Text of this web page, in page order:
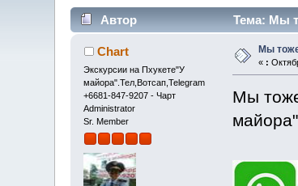
Автор Тема: Мы
Chart
Экскурсии на Пхукете"У
майора".Тел,Вотсап,Telegram
+6681-847-9207 - Чарт
Administrator
Sr. Member
Мы
« :
Мы